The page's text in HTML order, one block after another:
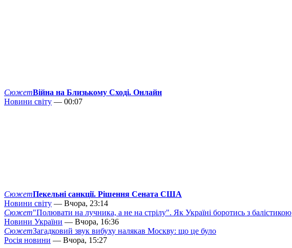
СюжетВійна на Близькому Сході. Онлайн
Новини світу — 00:07
СюжетПекельні санкції. Рішення Сената США
Новини світу — Вчора, 23:14
Сюжет"Полювати на лучника, а не на стрілу". Як Україні боротись з балістикою
Новини України — Вчора, 16:36
СюжетЗагадковий звук вибуху налякав Москву: що це було
Росія новини — Вчора, 15:27